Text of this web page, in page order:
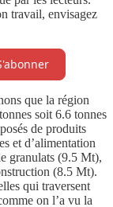
travail, envisagez
que la région
soit 6.6 tonnes
de produits
et d’alimentation
granulats (9.5 Mt),
(8.5 Mt).
qui traversent
on l’a vu la